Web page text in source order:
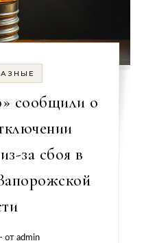
сообщили о
за сбоя в
- от admin